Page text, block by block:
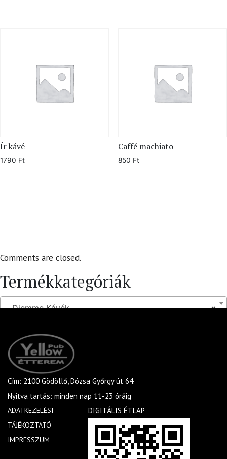
Ír kávé
1790 Ft
Caffé machiato
850 Ft
Comments are closed.
Termékkategóriák
×
Diemme Kávék
Cím: 2100 Gödöllő, Dózsa Győrgy út 64.
Nyitva tartás: minden nap 11-23 óráig
ADATKEZELÉSI
TÁJÉKOZTATÓ
IMPRESSZUM
DIGITÁLIS ÉTLAP